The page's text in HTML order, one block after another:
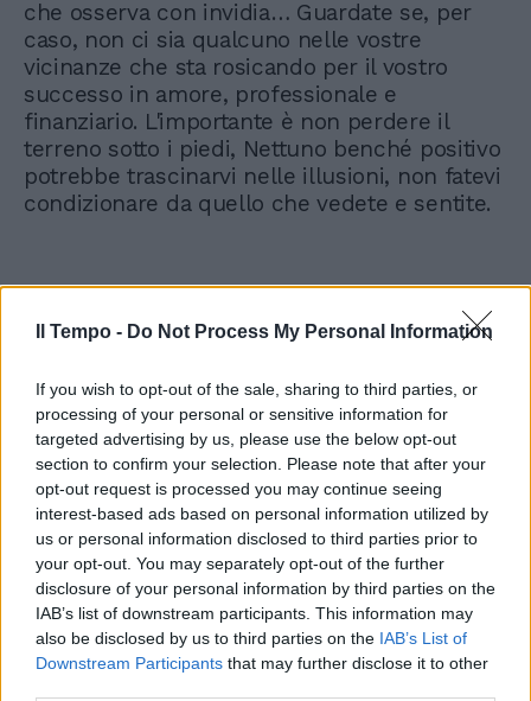
Il Tempo - Do Not Process My Personal Information
If you wish to opt-out of the sale, sharing to third parties, or
processing of your personal or sensitive information for
targeted advertising by us, please use the below opt-out
section to confirm your selection. Please note that after your
opt-out request is processed you may continue seeing
interest-based ads based on personal information utilized by
us or personal information disclosed to third parties prior to
your opt-out. You may separately opt-out of the further
disclosure of your personal information by third parties on the
IAB’s list of downstream participants. This information may
also be disclosed by us to third parties on the IAB’s List of
Downstream Participants that may further disclose it to other
che osserva con invidia… Guardate se, per
caso, non ci sia qualcuno nelle vostre
vicinanze che sta rosicando per il vostro
successo in amore, professionale e
finanziario. L'importante è non perdere il
terreno sotto i piedi, Nettuno benché positivo
potrebbe trascinarvi nelle illusioni, non fatevi
condizionare da quello che vedete e sentite.
Scorpione
Luna in Leone, infiammazioni nella salute,
vita domestica agitata, verso la soluzione
però un problema del coniuge. Sotto il profilo
professionale è proprio questa Luna a
indicare invece un nuovo successo molto
personale, cominciate a trattare. Le cause si
vincono. Per quanto riguarda l'aspetto
difficile per la vita sociale, Sole contro
Nettuno, non siamo preoccupati, perché lo
Scorpione non ama le folle e il suffragio
universale. Ama se stesso e la propria libertà.